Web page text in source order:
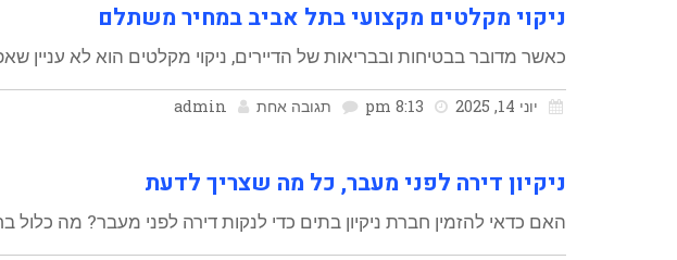
ניקוי מקלטים מקצועי בתל אביב במחיר משתלם
כאשר מדובר בבטיחות ובבריאות של הדיירים, ניקוי מקלטים הוא לא
יוני 14, 2025 תגובה אחת admin
ניקיון דירה לפני מעבר, כל מה שצריך לדעת
האם כדאי להזמין חברת ניקיון בתים כדי לנקות דירה לפני מעבר? מה כלול